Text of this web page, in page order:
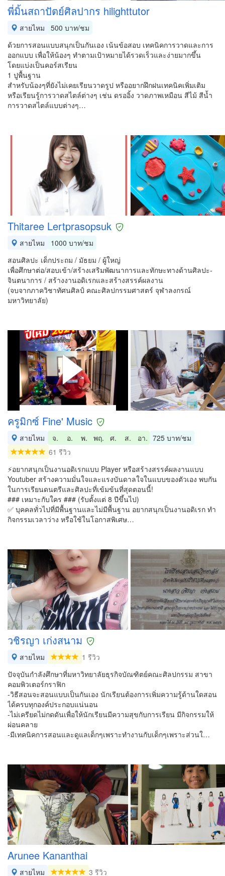
พี่มิ้นสถาปัตย์ศิลปากร hilighttutor
สายไหม
500 บาท/ชม
ด้วยการสอนแบบสนุกเป็นกันเอง เน้นข้อสอบ เทคนิคการวาดและการ
ออกแบบ เพื่อให้น้องๆ ทำตามเป้าหมายได้รวดเร็วและง่ายมากขึ้น
โดยแบ่งเป็นคอร์สเรียน
1 ปูพื้นฐาน
สำหรับน้องๆที่ยังไม่เคยเรียนวาดรูป หรืออยากฝึกฝนเทคนิคเพิ่มเติม
หรือเรียนรู้การวาดสไตล์ต่างๆ เช่น ดรออิ้ง วาดภาพเหมือน สีไม้ สีน้ำ
การวาดสไตล์แบบต่างๆ…
Thitaree Lertprasopsuk
สายไหม
1000 บาท/ชม
สอนศิลปะ เด็กประถม / มัธยม / ผู้ใหญ่
เพื่อศึกษาต่อ/สอบเข้า/สร้างเสริมพัฒนาการและทักษะทางด้านศิลปะ-
จินตนาการ / สร้างงานอดิเรกและสร้างสรรค์ผลงาน
(จบจากภาควิชาทัศนศิลป์ คณะศิลปกรรมศาสตร์ จุฬาลงกรณ์
มหาวิทยาลัย)
ครูมิกซ์ Fine' Music
สายไหม จ. อ. พ. พฤ. ศ. ส. อา. 725 บาท/ชม
61 รีวิว
⚡อยากสนุกเป็นงานอดิเรกแบบ Player หรือสร้างสรรค์ผลงานแบบ
Youtuber สร้างความมั่นใจและแรงบันดาลใจในแบบของตัวเอง พบกัน
ในการเรียนดนตรีและศิลปะที่เข้มข้นที่สุดตอนนี้!
### เหมาะกับใคร ### (รับตั้งแต่ 8 ปีขึ้นไป)
✅ บุคคลทั่วไปที่มีพื้นฐานและไม่มีพื้นฐาน อยากสนุกเป็นงานอดิเรก ทำ
กิจกรรมเวลาว่าง หรือใช้ในโอกาสพิเศษ…
วชิรญา เก่งสนาม
สายไหม
1 รีวิว
ปัจจุบันกำลังศึกษาที่มหาวิทยาลัยธุรกิจบัณฑิตย์คณะศิลปกรรม สาขา
คอมพิวเตอร์กราฟิก
-วิธีสอนจะสอนแบบเป็นกันเอง นักเรียนต้องการเพิ่มความรู้ด้านใดสอน
ได้ครบทุกองค์ประกอบแน่นอน
-ไม่เครียดไม่กดดันเพื่อให้นักเรียนมีความสุขกับการเรียน มีกิจกรรมให้
ผ่อนคลาย
-มีเทคนิคการสอนและดูแลเด็กๆเพราะทำงานกับเด็กๆเพราะส่วนใ…
Arunee Kananthai
สายไหม 3 รีวิว